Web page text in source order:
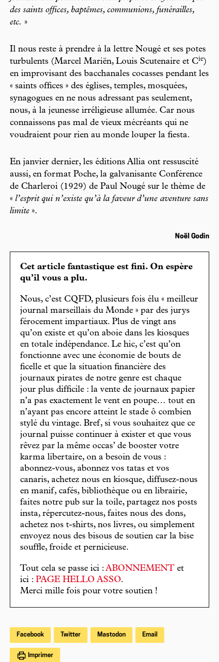
des saints offices, baptêmes, communions, funérailles,
etc. »
Il nous reste à prendre à la lettre Nougé et ses potes
turbulents (Marcel Mariën, Louis Scutenaire et Cie)
en improvisant des bacchanales cocasses pendant les
« saints offices » des églises, temples, mosquées,
synagogues en ne nous adressant pas seulement,
nous, à la jeunesse irréligieuse allumée. Car nous
connaissons pas mal de vieux mécréants qui ne
voudraient pour rien au monde louper la fiesta.
En janvier dernier, les éditions Allia ont ressuscité
aussi, en format Poche, la galvanisante Conférence
de Charleroi (1929) de Paul Nougé sur le thème de
« l’esprit qui n’existe qu’à la faveur d’une aventure sans
limite ».
Noël Godin
Cet article fantastique est fini. On espère
qu’il vous a plu.
Nous, c’est CQFD, plusieurs fois élu « meilleur
journal marseillais du Monde » par des jurys
férocement impartiaux. Plus de vingt ans
qu’on existe et qu’on aboie dans les kiosques
en totale indépendance. Le hic, c’est qu’on
fonctionne avec une économie de bouts de
ficelle et que la situation financière des
journaux pirates de notre genre est chaque
jour plus difficile : la vente de journaux papier
n’a pas exactement le vent en poupe… tout en
n’ayant pas encore atteint le stade ô combien
stylé du vintage. Bref, si vous souhaitez que ce
journal puisse continuer à exister et que vous
rêvez par la même occas’ de booster votre
karma libertaire, on a besoin de vous :
abonnez-vous, abonnez vos tatas et vos
canaris, achetez nous en kiosque, diffusez-nous
en manif, cafés, bibliothèque ou en librairie,
faites notre pub sur la toile, partagez nos posts
insta, répercutez-nous, faites nous des dons,
achetez nos t-shirts, nos livres, ou simplement
envoyez nous des bisous de soutien car la bise
souffle, froide et pernicieuse.
Tout cela se passe ici : ABONNEMENT et
ici : PAGE HELLO ASSO.
Merci mille fois pour votre soutien !
Facebook Twitter Mastodon Email
Imprimer